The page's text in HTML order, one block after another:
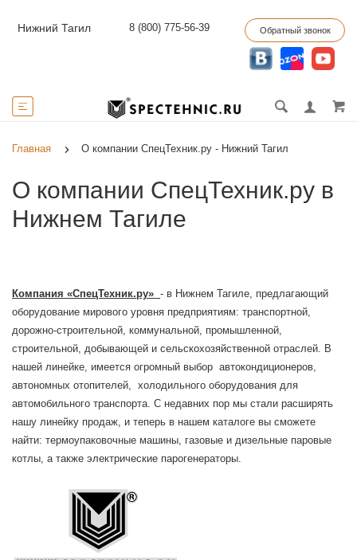
Нижний Тагил 8 (800) 775-56-39 Обратный звонок
Главная О компании СпецТехник.ру - Нижний Тагил
О компании СпецТехник.ру в
Нижнем Тагиле
Компания «СпецТехник.ру» - в Нижнем Тагиле, предлагающий
оборудование мирового уровня предприятиям: транспортной,
дорожно-строительной, коммунальной, промышленной,
строительной, добывающей и сельскохозяйственной отраслей. В
нашей линейке, имеется огромный выбор автокондиционеров,
автономных отопителей, холодильного оборудования для
автомобильного транспорта. С недавних пор мы стали расширять
нашу линейку продаж, и теперь в нашем каталоге вы сможете
найти: термоупаковочные машины, газовые и дизельные паровые
котлы, а также электрические парогенераторы.